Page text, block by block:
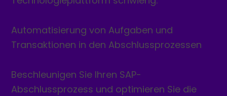
Automatisierung von Aufgaben und
Transaktionen in den Abschlussprozessen
Beschleunigen Sie Ihren SAP-
Abschlussprozess und optimieren Sie die